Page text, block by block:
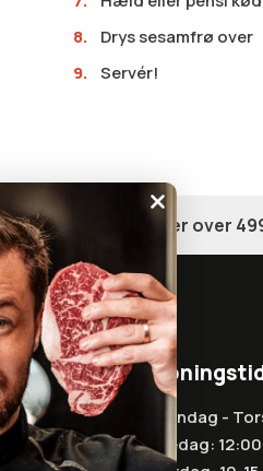
Drys sesamfrø over
Servér!
Gratis fragt på ordrer over
Mandag -
Fredag: